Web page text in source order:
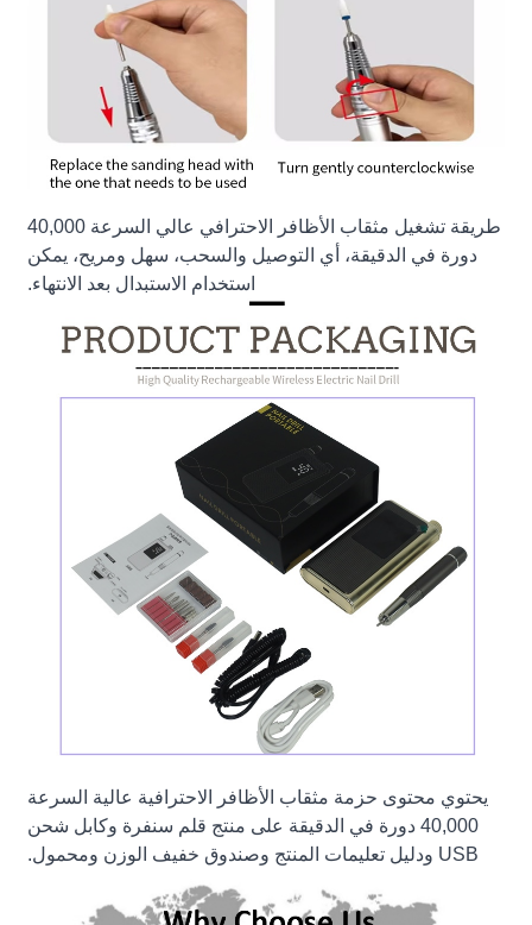
طريقة تشغيل مثقاب الأظافر الاحترافي عالي السرعة 40,000
دورة في الدقيقة، أي التوصيل والسحب، سهل ومريح، يمكن
استخدام الاستبدال بعد الانتهاء.
يحتوي محتوى حزمة مثقاب الأظافر الاحترافية عالية السرعة
40,000 دورة في الدقيقة على منتج قلم سنفرة وكابل شحن
USB ودليل تعليمات المنتج وصندوق خفيف الوزن ومحمول.